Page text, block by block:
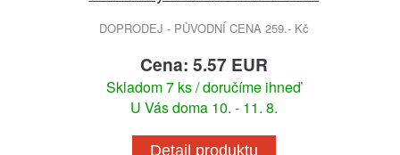
DOPRODEJ - PŮVODNÍ CENA 259.- Kč
Cena: 5.57 EUR
Skladom 7 ks / doručíme ihneď
U Vás doma 10. - 11. 8.
Detail produktu